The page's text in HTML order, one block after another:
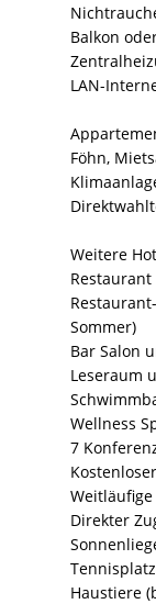
Balkon
LAN-
Föhn,
Weitere
Restaurant
Sommer)
Bar Salon
Leseraum
Wellness
7
Direkter
Tennisplatz
Haustiere